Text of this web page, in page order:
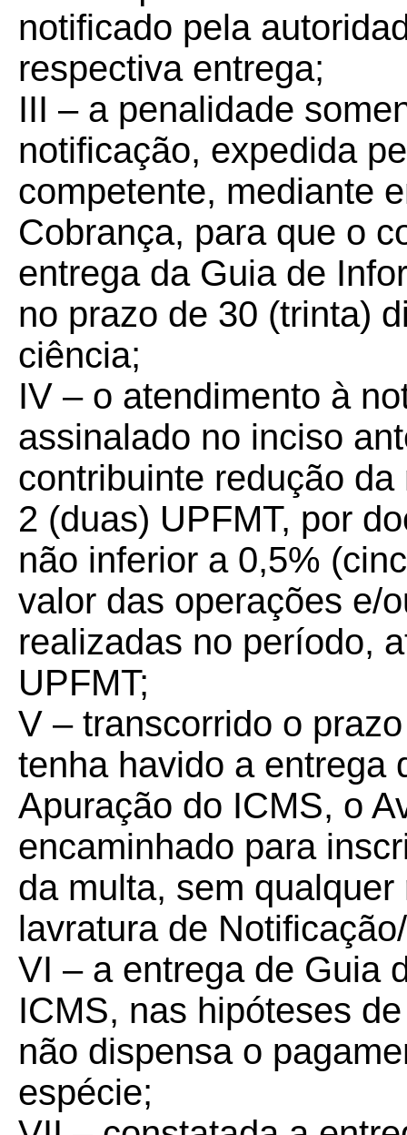
notificado pela
respectiva entrega;
III – a penalidade
notificação, expedida
competente, mediante
Cobrança, para que o
entrega da Guia de
no prazo de 30 (trinta)
ciência;
IV – o atendimento à
assinalado no inciso
contribuinte redução
2 (duas) UPFMT, por
não inferior a 0,5%
valor das operações e/
realizadas no período,
UPFMT;
V – transcorrido o
tenha havido a entrega
Apuração do ICMS, o
encaminhado para
da multa, sem
lavratura de
VI – a entrega de Guia
ICMS, nas hipóteses
não dispensa o
espécie;